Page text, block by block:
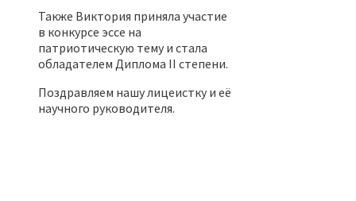
Также Виктория приняла участие
в конкурсе эссе на
патриотическую тему и стала
обладателем Диплома II степени.
Поздравляем нашу лицеистку и её
научного руководителя.